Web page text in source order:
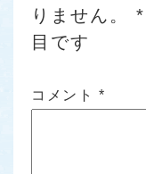
りません。
*
目です
コメント *